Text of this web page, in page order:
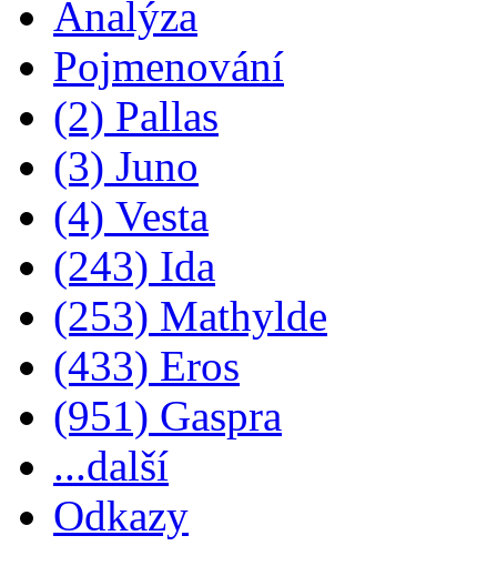
Analýza
Pojmenování
(2) Pallas
(3) Juno
(4) Vesta
(243) Ida
(253) Mathylde
(433) Eros
(951) Gaspra
...další
Odkazy